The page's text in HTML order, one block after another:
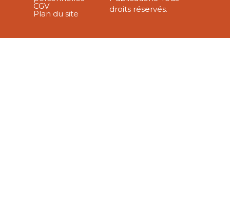
CGV
Plan du site
droits réservés.